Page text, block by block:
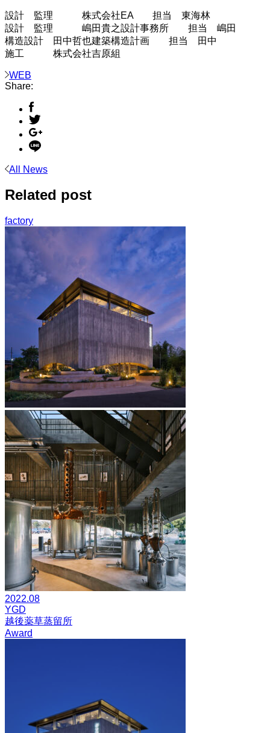
設計 監理 株式会社EA 担当 東海林
設計 監理 嶋田貴之設計事務所 担当 嶋田
構造設計 田中哲也建築構造計画 担当 田中
施工 株式会社吉原組
WEB
Share:
All News
Related post
factory
2022.08
YGD
越後薬草蒸留所
Award